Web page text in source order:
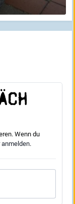
Wenn du
anmelden.